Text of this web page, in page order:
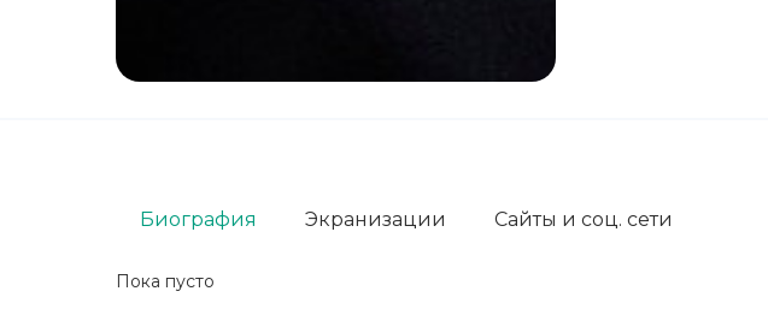
Пока пусто
Биография Экранизации Сайты и соц. сети